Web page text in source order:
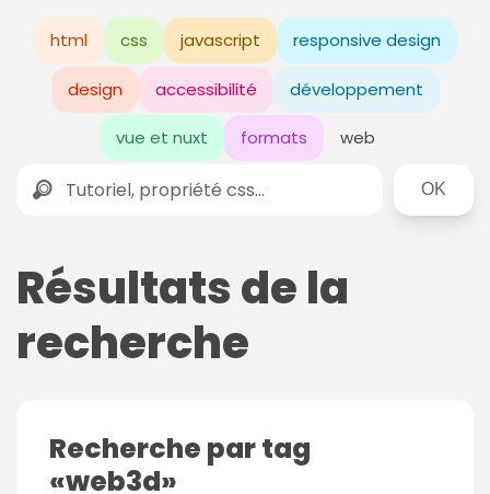
html css javascript responsive design
design accessibilité développement
vue et nuxt formats web
Rechercher
Résultats de la
recherche
Recherche par tag
web3d